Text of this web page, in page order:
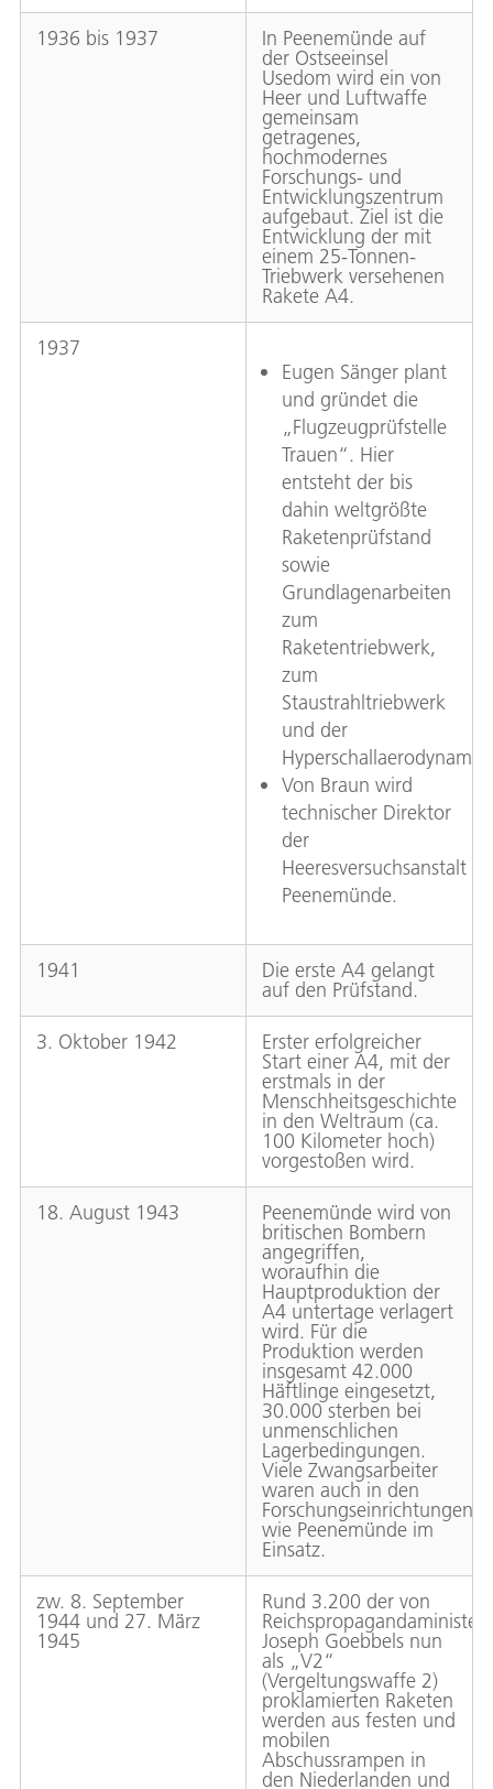
1936 bis 1937 In Peenemünde auf
der Ostseeinsel
Usedom wird ein von
Heer und Luftwaffe
gemeinsam
getragenes,
hochmodernes
Forschungs- und
Entwicklungszentrum
aufgebaut. Ziel ist die
Entwicklung der mit
einem 25-Tonnen-
Triebwerk versehenen
Rakete A4.
1937
Eugen Sänger plant
und gründet die
„Flugzeugprüfstelle
Trauen“. Hier
entsteht der bis
dahin weltgrößte
Raketenprüfstand
sowie
Grundlagenarbeiten
zum
Raketentriebwerk,
zum
Staustrahltriebwerk
und der
Hyperschallaerodynamik.
Von Braun wird
technischer Direktor
der
Heeresversuchsanstalt
Peenemünde.
1941 Die erste A4 gelangt
auf den Prüfstand.
3. Oktober 1942 Erster erfolgreicher
Start einer A4, mit der
erstmals in der
Menschheitsgeschichte
in den Weltraum (ca.
100 Kilometer hoch)
vorgestoßen wird.
18. August 1943 Peenemünde wird von
britischen Bombern
angegriffen,
woraufhin die
Hauptproduktion der
A4 untertage verlagert
wird. Für die
Produktion werden
insgesamt 42.000
Häftlinge eingesetzt,
30.000 sterben bei
unmenschlichen
Lagerbedingungen.
Viele Zwangsarbeiter
waren auch in den
Forschungseinrichtungen
wie Peenemünde im
Einsatz.
zw. 8. September
1944 und 27. März
1945
Rund 3.200 der von
Reichspropagandaminister
Joseph Goebbels nun
als „V2“
(Vergeltungswaffe 2)
proklamierten Raketen
werden aus festen und
mobilen
Abschussrampen in
den Niederlanden und